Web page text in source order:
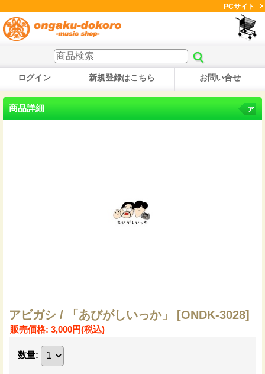
PCサイト
ログイン 新規登録はこちら お問い合せ
商品詳細 ア
アビガシ / 「あびがしいっか」 [ONDK-3028]
販売価格: 3,000円(税込)
数量: